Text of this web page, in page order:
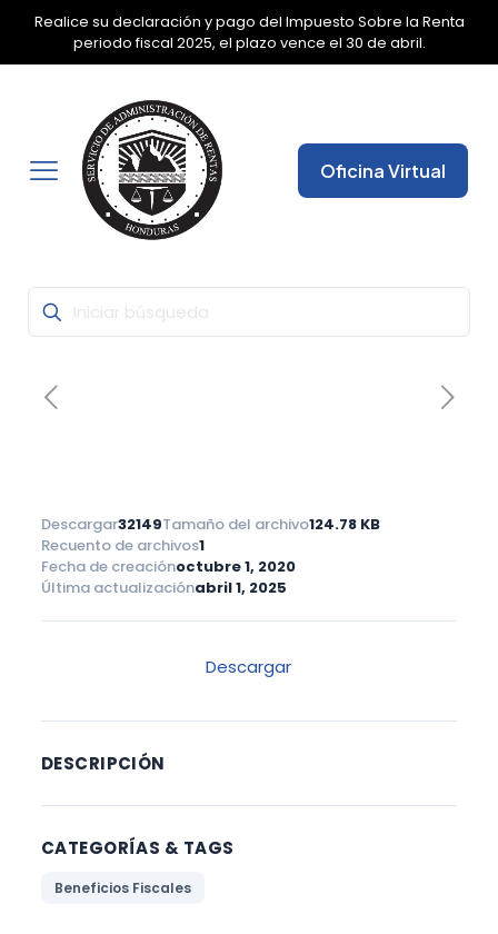
Realice su declaración y pago del Impuesto Sobre la Renta
periodo fiscal 2025, el plazo vence el 30 de abril.
✕
Oficina Virtual
Descargar32149Tamaño del archivo124.78 KB
Recuento de archivos1
Fecha de creaciónoctubre 1, 2020
Última actualizaciónabril 1, 2025
Descargar
DESCRIPCIÓN
CATEGORÍAS & TAGS
Beneficios Fiscales